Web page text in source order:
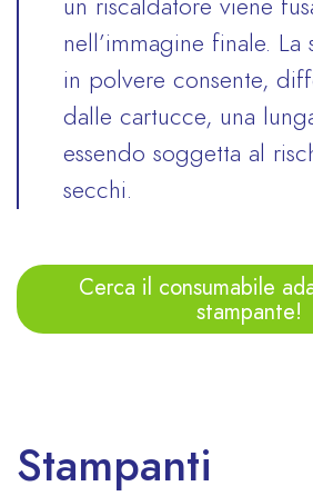
un riscaldatore viene
nell’immagine finale. La
in polvere consente,
dalle cartucce, una
essendo soggetta al
secchi.
Cerca il consumabile
stampante!
Stampanti